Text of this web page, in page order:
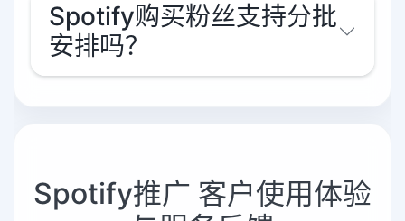
Spotify购买粉丝支持分批
安排吗？
Spotify推广 客户使用体验